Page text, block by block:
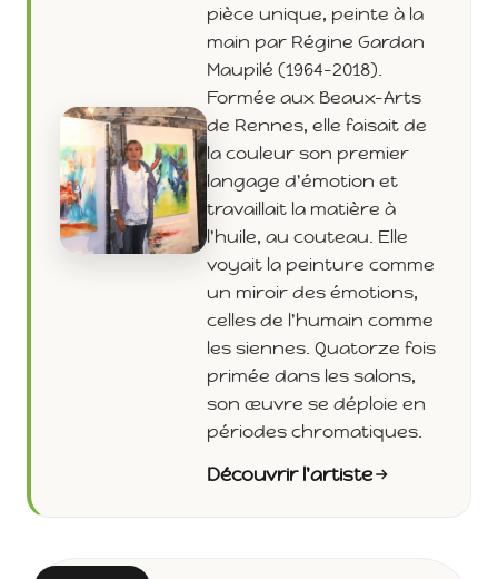
pièce unique, peinte à la
main par Régine Gardan
Maupilé (1964-2018).
Formée aux Beaux-Arts
de Rennes, elle faisait de
la couleur son premier
langage d'émotion et
travaillait la matière à
l'huile, au couteau. Elle
voyait la peinture comme
un miroir des émotions,
celles de l'humain comme
les siennes. Quatorze fois
primée dans les salons,
son œuvre se déploie en
périodes chromatiques.
Découvrir l'artiste